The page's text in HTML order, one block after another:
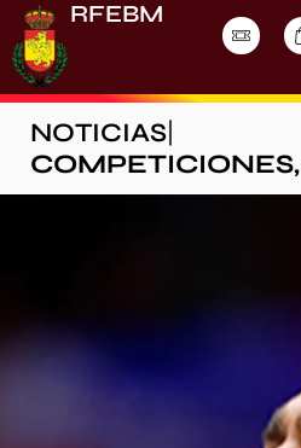
RFEBM
NOTICIAS
COMPETICIONES,